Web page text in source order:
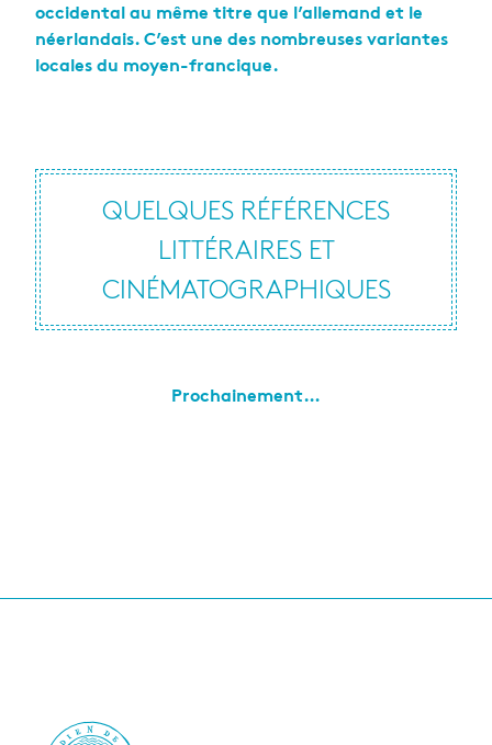
occidental au même titre que l’allemand et le
néerlandais. C’est une des nombreuses variantes
locales du moyen-francique.
QUELQUES RÉFÉRENCES
LITTÉRAIRES ET
CINÉMATOGRAPHIQUES
Prochainement…